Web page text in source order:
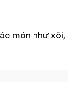
món như xôi,